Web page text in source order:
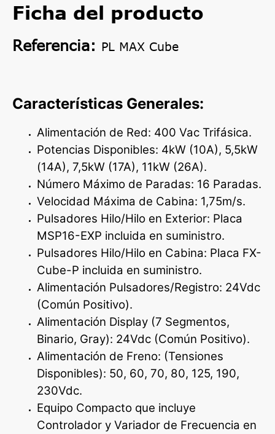
Ficha del producto
Referencia: PL MAX Cube
Características Generales:
Alimentación de Red: 400 Vac Trifásica.
Potencias Disponibles: 4kW (10A), 5,5kW
(14A), 7,5kW (17A), 11kW (26A).
Número Máximo de Paradas: 16 Paradas.
Velocidad Máxima de Cabina: 1,75m/s.
Pulsadores Hilo/Hilo en Exterior: Placa
MSP16-EXP incluida en suministro.
Pulsadores Hilo/Hilo en Cabina: Placa FX-
Cube-P incluida en suministro.
Alimentación Pulsadores/Registro: 24Vdc
(Común Positivo).
Alimentación Display (7 Segmentos,
Binario, Gray): 24Vdc (Común Positivo).
Alimentación de Freno: (Tensiones
Disponibles): 50, 60, 70, 80, 125, 190,
230Vdc.
Equipo Compacto que incluye
Controlador y Variador de Frecuencia en